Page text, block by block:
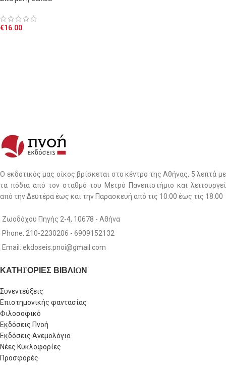
€16.00
Ο εκδοτικός μας οίκος βρίσκεται στο κέντρο της Αθήνας, 5 λεπτά με
τα πόδια από τον σταθμό του Μετρό Πανεπιστήμιο και λειτουργεί
από την Δευτέρα έως και την Παρασκευή από τις 10:00 έως τις 18:00
Ζωοδόχου Πηγής 2-4, 10678 - Αθήνα
Phone: 210-2230206 - 6909152132
Email: ekdoseis.pnoi@gmail.com
ΚΑΤΗΓΟΡΙΕΣ ΒΙΒΛΙΩΝ
Συνεντεύξεις
Επιστημονικής φαντασίας
Φιλοσοφικό
Εκδόσεις Πνοή
Εκδόσεις Ανεμολόγιο
Νέες Κυκλοφορίες
Προσφορές